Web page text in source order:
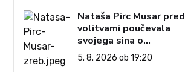
Nataša Pirc Musar pred
volitvami poučevala
svojega sina o
pripenjanju na zadnjem
sedežu
5. 8. 2026 ob 19:20